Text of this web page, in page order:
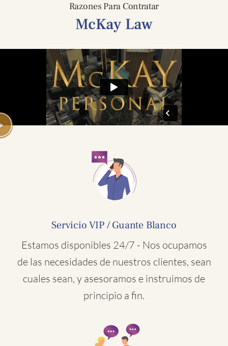
Razones Para Contratar
McKay Law
Servicio VIP / Guante Blanco
Estamos disponibles 24/7 - Nos ocupamos
de las necesidades de nuestros clientes, sean
cuales sean, y asesoramos e instruimos de
principio a fin.